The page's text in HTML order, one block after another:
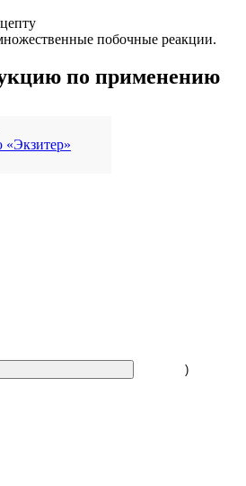
побочные реакции.
по применению
«Экзитер»
)